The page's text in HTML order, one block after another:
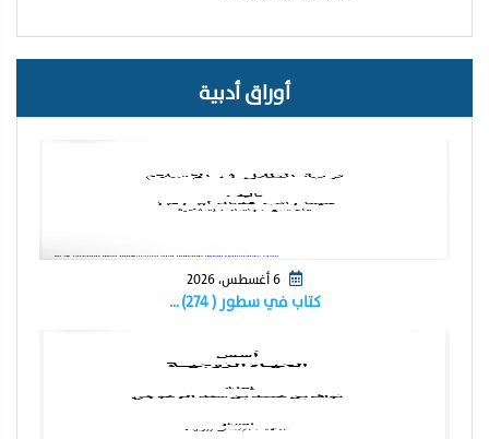
أوراق أدبية
كتاب في سطور ( ٢٧٤) …